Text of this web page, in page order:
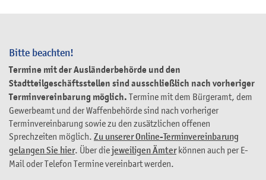
Bitte beachten!
Termine mit der Ausländerbehörde und den
Stadtteilgeschäftsstellen sind ausschließlich nach vorheriger
Terminvereinbarung möglich. Termine mit dem Bürgeramt, dem
Gewerbeamt und der Waffenbehörde sind nach vorheriger
Terminvereinbarung sowie zu den zusätzlichen offenen
Sprechzeiten möglich. Zu unserer Online-Terminvereinbarung
gelangen Sie hier. Über diejeweiligen Ämterkönnen auch per E-
Mail oder Telefon Termine vereinbart werden.